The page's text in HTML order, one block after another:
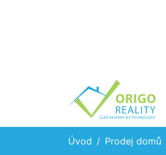
Úvod Prodej domů